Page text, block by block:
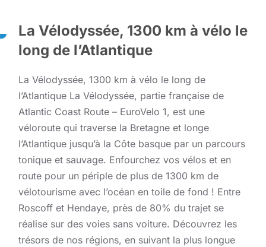
La Vélodyssée, 1300 km à vélo le
long de l’Atlantique
La Vélodyssée, 1300 km à vélo le long de
l’Atlantique La Vélodyssée, partie française de
Atlantic Coast Route – EuroVelo 1, est une
véloroute qui traverse la Bretagne et longe
l’Atlantique jusqu’à la Côte basque par un parcours
tonique et sauvage. Enfourchez vos vélos et en
route pour un périple de plus de 1300 km de
vélotourisme avec l’océan en toile de fond ! Entre
Roscoff et Hendaye, près de 80% du trajet se
réalise sur des voies sans voiture. Découvrez les
trésors de nos régions, en suivant la plus longue